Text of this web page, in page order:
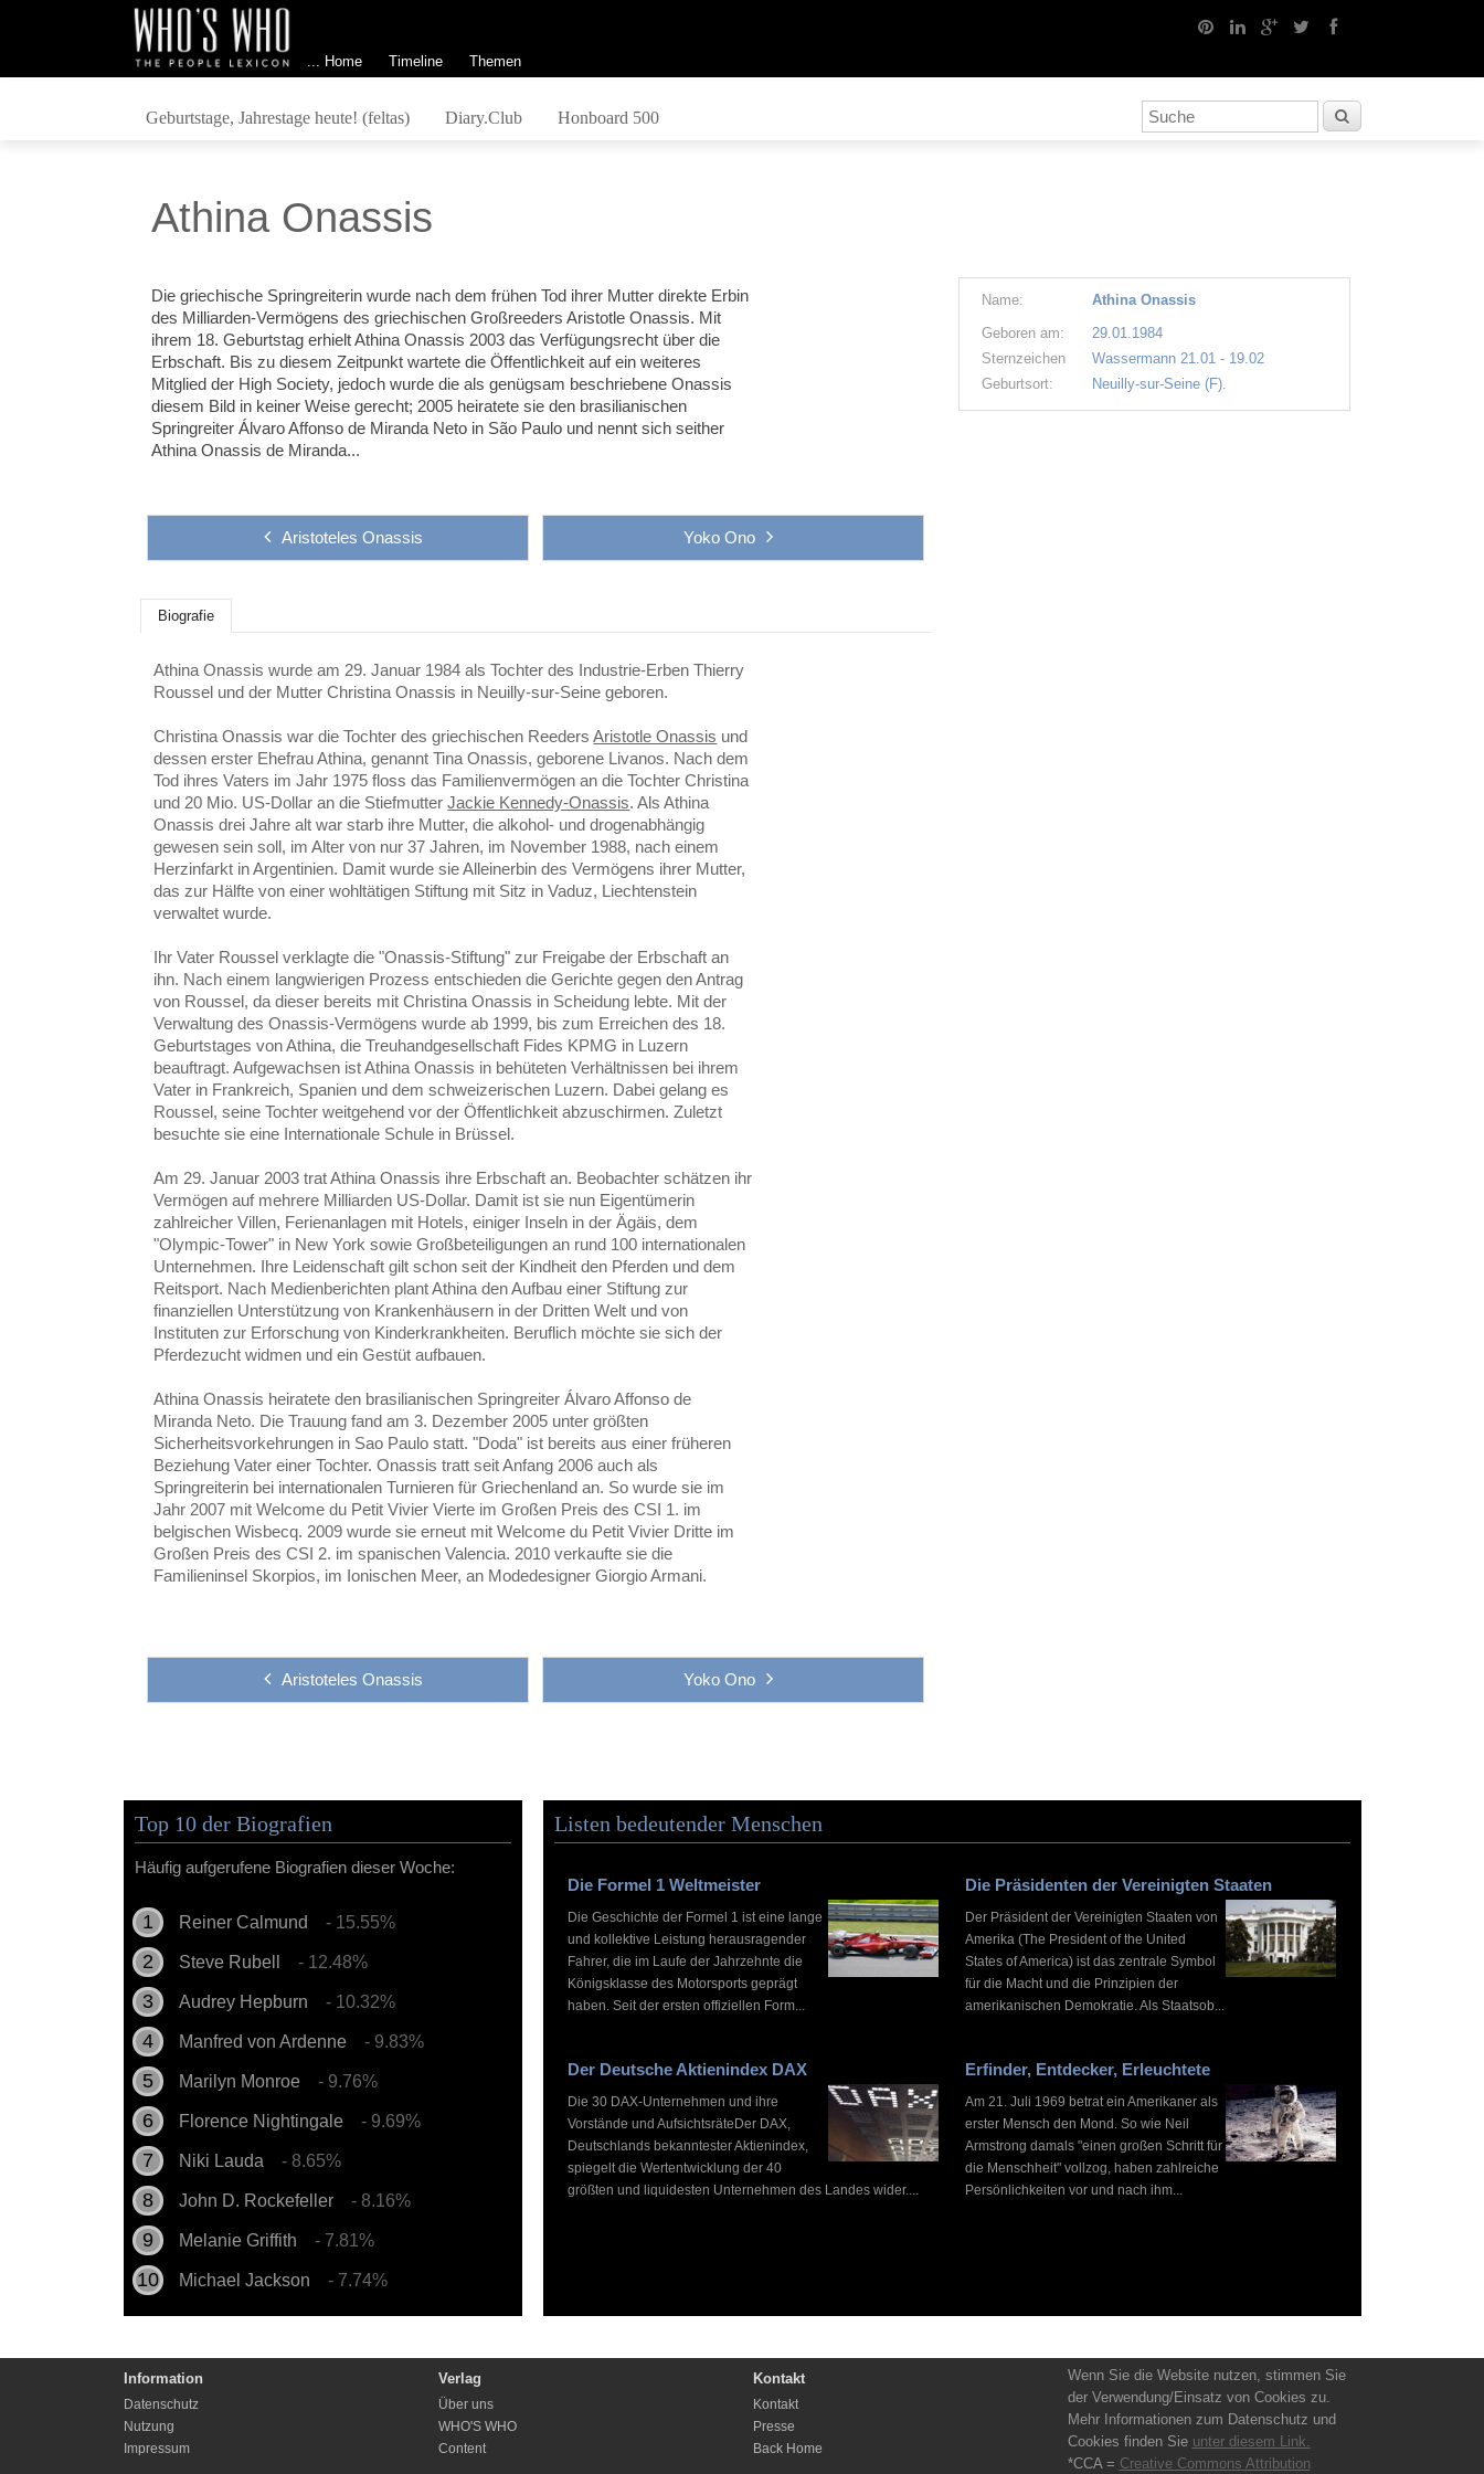
... Home Timeline Themen
Geburtstage, Jahrestage heute! (feltas) Diary.Club Honboard 500
Athina Onassis
Die griechische Springreiterin wurde nach dem frühen Tod ihrer Mutter direkte Erbin
des Milliarden-Vermögens des griechischen Großreeders Aristotle Onassis. Mit
ihrem 18. Geburtstag erhielt Athina Onassis 2003 das Verfügungsrecht über die
Erbschaft. Bis zu diesem Zeitpunkt wartete die Öffentlichkeit auf ein weiteres
Mitglied der High Society, jedoch wurde die als genügsam beschriebene Onassis
diesem Bild in keiner Weise gerecht; 2005 heiratete sie den brasilianischen
Springreiter Álvaro Affonso de Miranda Neto in São Paulo und nennt sich seither
Athina Onassis de Miranda...
Aristoteles Onassis Yoko Ono
Biografie
Athina Onassis wurde am 29. Januar 1984 als Tochter des Industrie-Erben Thierry
Roussel und der Mutter Christina Onassis in Neuilly-sur-Seine geboren.
Christina Onassis war die Tochter des griechischen ReedersAristotle Onassis und
dessen erster Ehefrau Athina, genannt Tina Onassis, geborene Livanos. Nach dem
Tod ihres Vaters im Jahr 1975 floss das Familienvermögen an die Tochter Christina
und 20 Mio. US-Dollar an die StiefmutterJackie Kennedy-Onassis. Als Athina
Onassis drei Jahre alt war starb ihre Mutter, die alkohol- und drogenabhängig
gewesen sein soll, im Alter von nur 37 Jahren, im November 1988, nach einem
Herzinfarkt in Argentinien. Damit wurde sie Alleinerbin des Vermögens ihrer Mutter,
das zur Hälfte von einer wohltätigen Stiftung mit Sitz in Vaduz, Liechtenstein
verwaltet wurde.
Ihr Vater Roussel verklagte die "Onassis-Stiftung" zur Freigabe der Erbschaft an
ihn. Nach einem langwierigen Prozess entschieden die Gerichte gegen den Antrag
von Roussel, da dieser bereits mit Christina Onassis in Scheidung lebte. Mit der
Verwaltung des Onassis-Vermögens wurde ab 1999, bis zum Erreichen des 18.
Geburtstages von Athina, die Treuhandgesellschaft Fides KPMG in Luzern
beauftragt. Aufgewachsen ist Athina Onassis in behüteten Verhältnissen bei ihrem
Vater in Frankreich, Spanien und dem schweizerischen Luzern. Dabei gelang es
Roussel, seine Tochter weitgehend vor der Öffentlichkeit abzuschirmen. Zuletzt
besuchte sie eine Internationale Schule in Brüssel.
Am 29. Januar 2003 trat Athina Onassis ihre Erbschaft an. Beobachter schätzen ihr
Vermögen auf mehrere Milliarden US-Dollar. Damit ist sie nun Eigentümerin
zahlreicher Villen, Ferienanlagen mit Hotels, einiger Inseln in der Ägäis, dem
"Olympic-Tower" in New York sowie Großbeteiligungen an rund 100 internationalen
Unternehmen. Ihre Leidenschaft gilt schon seit der Kindheit den Pferden und dem
Reitsport. Nach Medienberichten plant Athina den Aufbau einer Stiftung zur
finanziellen Unterstützung von Krankenhäusern in der Dritten Welt und von
Instituten zur Erforschung von Kinderkrankheiten. Beruflich möchte sie sich der
Pferdezucht widmen und ein Gestüt aufbauen.
Athina Onassis heiratete den brasilianischen Springreiter Álvaro Affonso de
Miranda Neto. Die Trauung fand am 3. Dezember 2005 unter größten
Sicherheitsvorkehrungen in Sao Paulo statt. "Doda" ist bereits aus einer früheren
Beziehung Vater einer Tochter. Onassis tratt seit Anfang 2006 auch als
Springreiterin bei internationalen Turnieren für Griechenland an. So wurde sie im
Jahr 2007 mit Welcome du Petit Vivier Vierte im Großen Preis des CSI 1. im
belgischen Wisbecq. 2009 wurde sie erneut mit Welcome du Petit Vivier Dritte im
Großen Preis des CSI 2. im spanischen Valencia. 2010 verkaufte sie die
Familieninsel Skorpios, im Ionischen Meer, an Modedesigner Giorgio Armani.
Aristoteles Onassis Yoko Ono
Name:
Athina Onassis
Geboren am:
29.01.1984
Sternzeichen
Wassermann 21.01 - 19.02
Geburtsort:
Neuilly-sur-Seine (F).
Top 10 der Biografien
Häufig aufgerufene Biografien dieser Woche:
Reiner Calmund - 15.55%
Steve Rubell - 12.48%
Audrey Hepburn - 10.32%
Manfred von Ardenne - 9.83%
Marilyn Monroe - 9.76%
Florence Nightingale - 9.69%
Niki Lauda - 8.65%
John D. Rockefeller - 8.16%
Melanie Griffith - 7.81%
Michael Jackson - 7.74%
Listen bedeutender Menschen
Die Formel 1 Weltmeister
Die Geschichte der Formel 1 ist eine lange
und kollektive Leistung herausragender
Fahrer, die im Laufe der Jahrzehnte die
Königsklasse des Motorsports geprägt
haben. Seit der ersten offiziellen Form...
Die Präsidenten der Vereinigten Staaten
Der Präsident der Vereinigten Staaten von
Amerika (The President of the United
States of America) ist das zentrale Symbol
für die Macht und die Prinzipien der
amerikanischen Demokratie. Als Staatsob...
Der Deutsche Aktienindex DAX
Die 30 DAX-Unternehmen und ihre
Vorstände und AufsichtsräteDer DAX,
Deutschlands bekanntester Aktienindex,
spiegelt die Wertentwicklung der 40
größten und liquidesten Unternehmen des Landes wider....
Erfinder, Entdecker, Erleuchtete
Am 21. Juli 1969 betrat ein Amerikaner als
erster Mensch den Mond. So wie Neil
Armstrong damals "einen großen Schritt für
die Menschheit" vollzog, haben zahlreiche
Persönlichkeiten vor und nach ihm...
Information
Datenschutz
Nutzung
Impressum
Verlag
Über uns
WHO'S WHO
Content
Kontakt
Kontakt
Presse
Back Home
Wenn Sie die Website nutzen, stimmen Sie
der Verwendung/Einsatz von Cookies zu.
Mehr Informationen zum Datenschutz und
Cookies finden Sie unter diesem Link.
*CCA = Creative Commons Attribution